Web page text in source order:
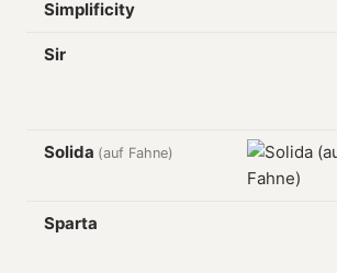
Simplificity
Sir
Solida (auf Fahne)
Sparta